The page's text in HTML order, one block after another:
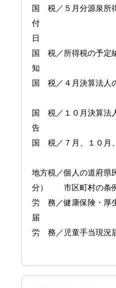
国 税／５月分源泉所
付
日
国 税／所得税の予定
知
国 税／４月決算法人
6
国 税／１０月決算法
告
国 税／７月、１０月
6月
地方税／個人の道府県
分） 市区町村の条例
労 務／健康保険・厚
届 支
労 務／児童手当現況
6月